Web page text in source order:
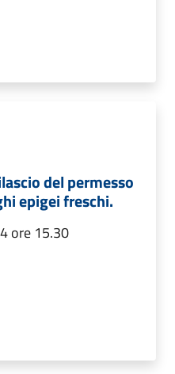
del permesso
epigei freschi.
ore 15.30